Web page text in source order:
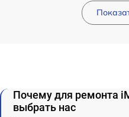
Почему для ремонта
выбрать нас